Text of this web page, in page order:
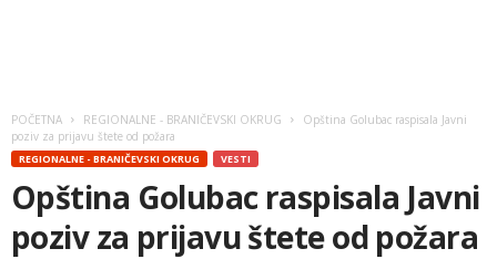
POČETNA REGIONALNE - BRANIČEVSKI OKRUG
Opština Golubac raspisala Javni
poziv za prijavu štete od požara
REGIONALNE - BRANIČEVSKI OKRUG VESTI
Opština Golubac raspisala Javni
poziv za prijavu štete od požara